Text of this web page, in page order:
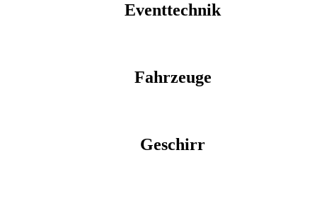
Eventtechnik
Fahrzeuge
Geschirr